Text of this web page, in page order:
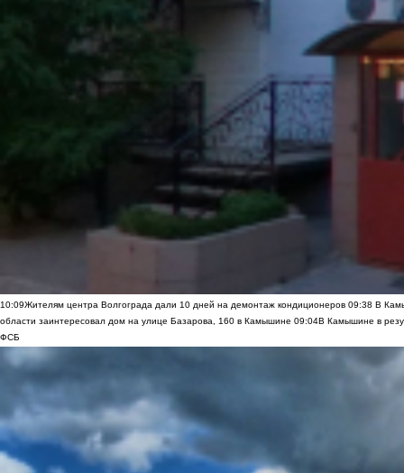
10:09Жителям центра Волгограда дали 10 дней на демонтаж кондиционеров 09:38 В
области заинтересовал дом на улице Базарова, 160 в Камышине 09:04В Камышине в
ФСБ